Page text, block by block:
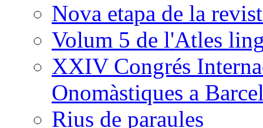
Nova etapa de la
Volum 5 de l'Atles
XXIV Congrés
Onomàstiques a
Rius de paraules